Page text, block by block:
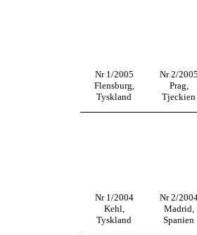
Nr 1/2005
Flensburg,
Tyskland
Nr 2/2005
Prag,
Tjeckien
Nr 1/2004
Kehl,
Tyskland
Nr 2/
Madrid,
Spanien